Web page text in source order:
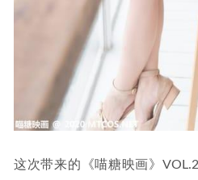
这次带来的《喵糖映画》